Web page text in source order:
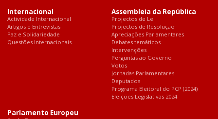
Internacional
Actividade Internacional
Artigos e Entrevistas
Paz e Solidariedade
Questões Internacionais
Assembleia da República
Projectos de Lei
Projectos de Resolução
Apreciações Parlamentares
Debates temáticos
Intervenções
Perguntas ao Governo
Votos
Jornadas Parlamentares
Deputados
Programa Eleitoral do PCP (2024)
Eleições Legislativas 2024
Parlamento Europeu